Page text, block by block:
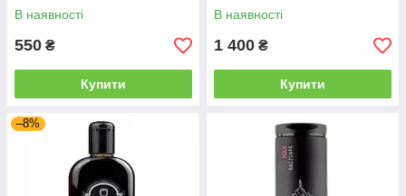
В наявності
550 ₴
Купити
В наявності
1 400 ₴
Купити
–8%